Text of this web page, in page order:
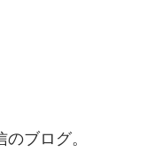
ブログ。